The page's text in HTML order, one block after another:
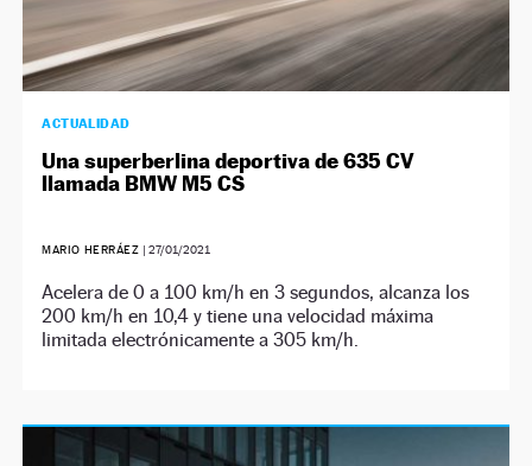
ACTUALIDAD
Una superberlina deportiva de 635 CV
llamada BMW M5 CS
MARIO HERRÁEZ | 27/01/2021
Acelera de 0 a 100 km/h en 3 segundos, alcanza los
200 km/h en 10,4 y tiene una velocidad máxima
limitada electrónicamente a 305 km/h.